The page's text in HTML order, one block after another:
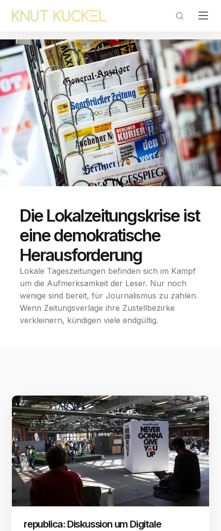
Die Lokalzeitungskrise ist
eine demokratische
Herausforderung
Lokale Tageszeitungen befinden sich im Kampf
um die Aufmerksamkeit der Leser. Nur noch
wenige sind bereit, für Journalismus zu zahlen.
Wenn Zeitungsverlage ihre Zustellbezirke
verkleinern, kündigen viele endgültig.
republica: Diskussion um Digitale